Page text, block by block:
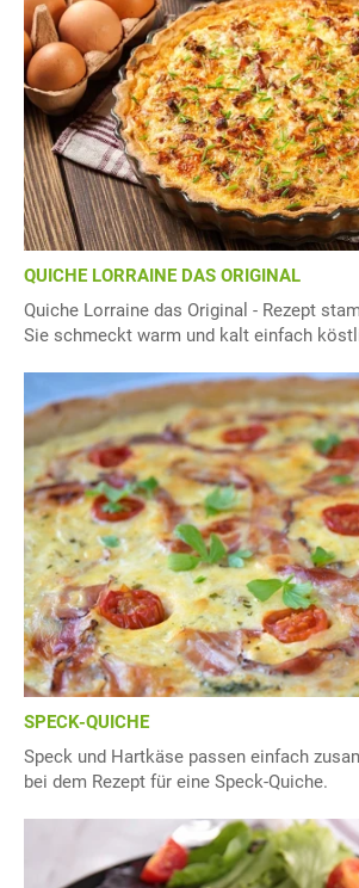
QUICHE LORRAINE DAS ORIGINAL
Quiche Lorraine das Original - Rezept
Sie schmeckt warm und kalt einfach
SPECK-QUICHE
Speck und Hartkäse passen einfach
bei dem Rezept für eine Speck-Quiche.